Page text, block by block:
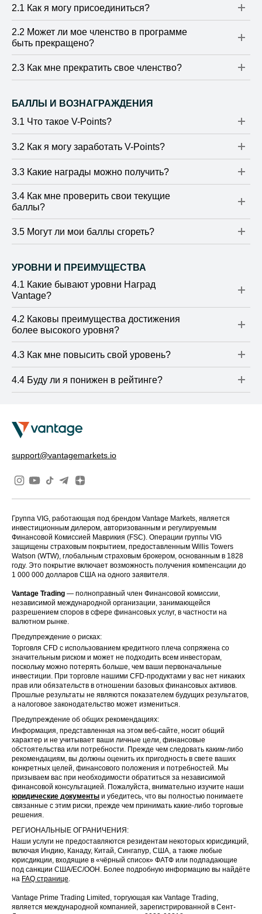
2.1 Как я могу присоединиться?
2.2 Может ли мое членство в программе
быть прекращено?
2.3 Как мне прекратить свое членство?
БАЛЛЫ И ВОЗНАГРАЖДЕНИЯ
3.1 Что такое V-Points?
3.2 Как я могу заработать V-Points?
3.3 Какие награды можно получить?
3.4 Как мне проверить свои текущие
баллы?
3.5 Могут ли мои баллы сгореть?
УРОВНИ И ПРЕИМУЩЕСТВА
4.1 Какие бывают уровни Наград
Vantage?
4.2 Каковы преимущества достижения
более высокого уровня?
4.3 Как мне повысить свой уровень?
4.4 Буду ли я понижен в рейтинге?
support@vantagemarkets.io
Группа VIG, работающая под брендом Vantage Markets, является
инвестиционным дилером, авторизованным и регулируемым
Финансовой Комиссией Маврикия (FSC). Операции группы VIG
защищены страховым покрытием, предоставленным Willis Towers
Watson (WTW), глобальным страховым брокером, основанным в 1828
году. Это покрытие включает возможность получения компенсации до
1 000 000 долларов США на одного заявителя.
Vantage Trading — полноправный член Финансовой комиссии,
независимой международной организации, занимающейся
разрешением споров в сфере финансовых услуг, в частности на
валютном рынке.
Предупреждение о рисках:
Торговля CFD с использованием кредитного плеча сопряжена со
значительным риском и может не подходить всем инвесторам,
поскольку можно потерять больше, чем ваши первоначальные
инвестиции. При торговле нашими CFD-продуктами у вас нет никаких
прав или обязательств в отношении базовых финансовых активов.
Прошлые результаты не являются показателем будущих результатов,
а налоговое законодательство может измениться.
Предупреждение об общих рекомендациях:
Информация, представленная на этом веб-сайте, носит общий
характер и не учитывает ваши личные цели, финансовые
обстоятельства или потребности. Прежде чем следовать каким-либо
рекомендациям, вы должны оценить их пригодность в свете ваших
конкретных целей, финансового положения и потребностей. Мы
призываем вас при необходимости обратиться за независимой
финансовой консультацией. Пожалуйста, внимательно изучите наши
юридические документы и убедитесь, что вы полностью понимаете
связанные с этим риски, прежде чем принимать какие-либо торговые
решения.
РЕГИОНАЛЬНЫЕ ОГРАНИЧЕНИЯ:
Наши услуги не предоставляются резидентам некоторых юрисдикций,
включая Индию, Канаду, Китай, Сингапур, США, а также любые
юрисдикции, входящие в «чёрный список» ФАТФ или подпадающие
под санкции США/ЕС/ООН. Более подробную информацию вы найдёте
на FAQ странице.
Vantage Prime Trading Limited, торгующая как Vantage Trading,
является международной компанией, зарегистрированной в Сент-